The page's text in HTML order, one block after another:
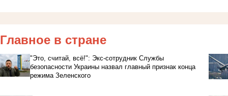
Главное в стране
"Это, считай, всё!": Экс-сотрудник Службы
безопасности Украины назвал главный признак конца
режима Зеленского